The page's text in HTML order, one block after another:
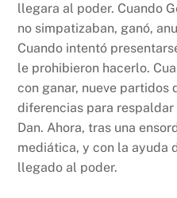
llegara al poder. Cuando
no simpatizaban, ganó,
Cuando intentó
le prohibieron hacerlo.
con ganar, nueve partidos
diferencias para
Dan. Ahora, tras una
mediática, y con la ayuda
llegado al poder.